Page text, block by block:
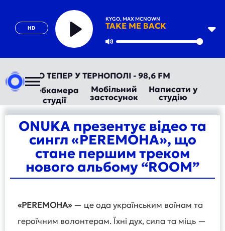
HD
KYGO, MAX MCNOWN
TAKE ME BACK
Play
ТЕПЕР У ТЕРНОПОЛІ - 98,6 FM
Вебкамера
студії
Мобільний
застосунок
Написати у
студію
ONUKA презентує відео та
сингл «PEREMOHA», що
стане першим треком
нового альбому “ROOM”
«PEREMOHA»— це ода українським воїнам та
героїчним волонтерам. Їхні дух, сила та міць —